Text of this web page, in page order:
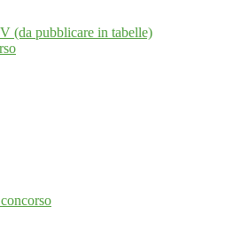
(da pubblicare in tabelle)